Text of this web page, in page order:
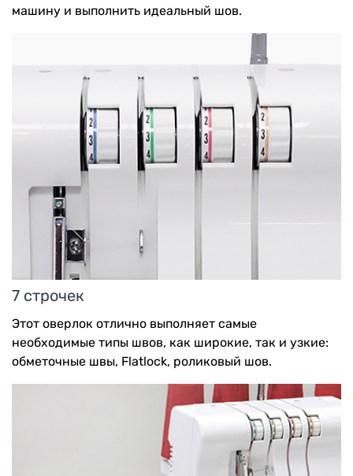
машину и выполнить идеальный шов.
7 строчек
Этот оверлок отлично выполняет самые
необходимые типы швов, как широкие, так и узкие:
обметочные швы, Flatlock, роликовый шов.